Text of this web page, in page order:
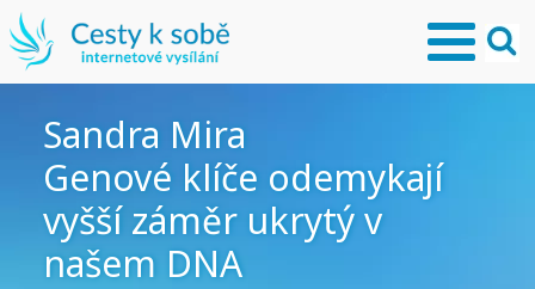
Sandra Mira
Genové klíče odemykají
vyšší záměr ukrytý v
našem DNA